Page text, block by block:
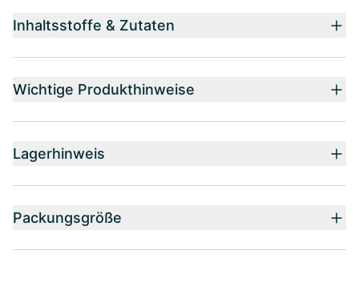
Inhaltsstoffe & Zutaten
Wichtige Produkthinweise
Lagerhinweis
Packungsgröße